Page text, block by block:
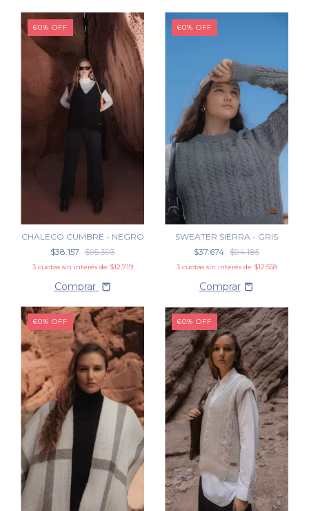
60% OFF
CHALECO CUMBRE - NEGRO
$38.157 $95.393
3 cuotas sin interés de $12.719
Comprar
60% OFF
SWEATER SIERRA - GRIS
$37.674 $94.185
3 cuotas sin interés de $12.558
60% OFF 60% OFF